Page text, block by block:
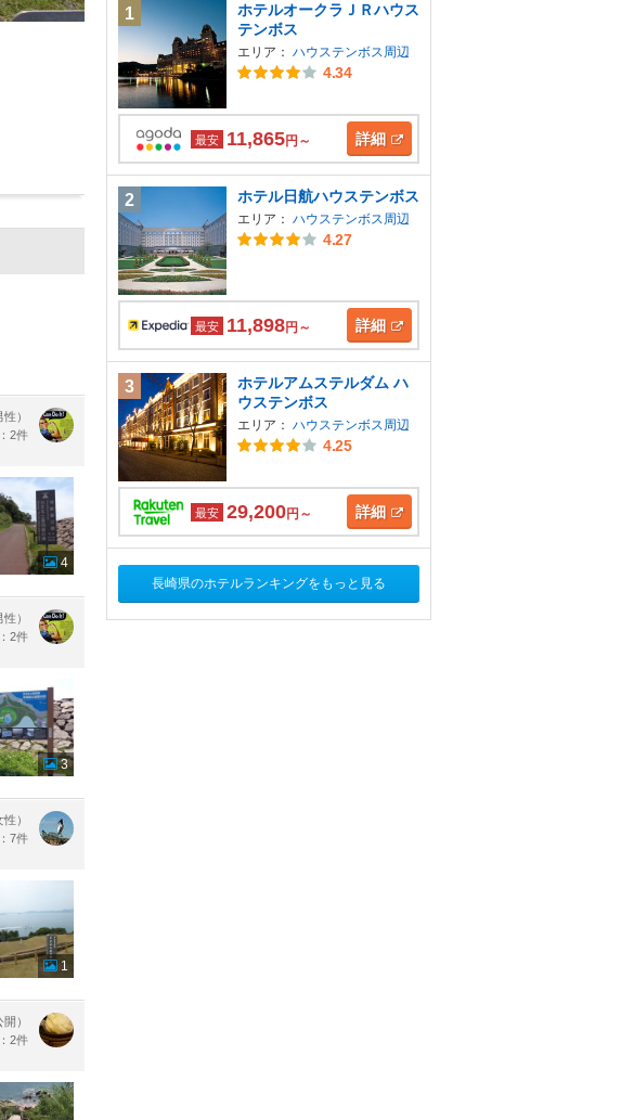
）
2件
4
）
2件
3
）
7件
1
）
2件
1
ホテルオークラＪＲハウス
テンボス
エリア： ハウステンボス周辺
4.34
最安 11,865円～ 詳細
2 ホテル日航ハウステンボス
エリア： ハウステンボス周辺
4.27
最安 11,898円～ 詳細
3
ホテルアムステルダム ハ
ウステンボス
エリア： ハウステンボス周辺
4.25
最安 29,200円～ 詳細
長崎県のホテルランキングをもっと見る